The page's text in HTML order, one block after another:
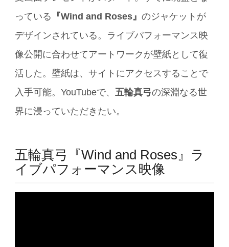
っている
『Wind and Roses』のジャケットが
デザインされている。ライブパフォーマンス映
像公開に合わせてアートワークが壁紙として復
活した。壁紙は、サイトにアクセスすることで
入手可能。YouTubeで、 五輪真弓の深淵なる世
界に浸っていただきたい。
五輪真弓『Wind and Roses』ラ
イブパフォーマンス映像